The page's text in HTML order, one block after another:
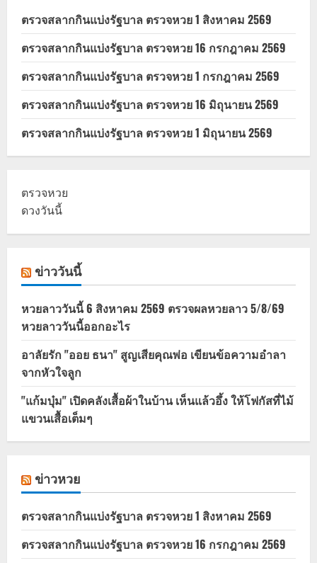
เปิด
ให้
บริการ
ตรวจสลากกินแบ่งรัฐบาล ตรวจหวย 1 สิงหาคม 2569
ตรวจสลากกินแบ่งรัฐบาล ตรวจหวย 16 กรกฎาคม 2569
ตรวจสลากกินแบ่งรัฐบาล ตรวจหวย 1 กรกฎาคม 2569
ตรวจสลากกินแบ่งรัฐบาล ตรวจหวย 16 มิถุนายน 2569
ตรวจสลากกินแบ่งรัฐบาล ตรวจหวย 1 มิถุนายน 2569
ตรวจหวย
ดวงวันนี้
ข่าววันนี้
หวยลาววันนี้ 6 สิงหาคม 2569 ตรวจผลหวยลาว 5/8/69
หวยลาววันนี้ออกอะไร
อาลัยรัก "ออย ธนา" สูญเสียคุณพ่อ เขียนข้อความอำลา
จากหัวใจลูก
"แก้มบุ๋ม" เปิดคลังเสื้อผ้าในบ้าน เห็นแล้วอึ้ง ให้โฟกัสที่ไม้
แขวนเสื้อเต็มๆ
ข่าวหวย
ตรวจสลากกินแบ่งรัฐบาล ตรวจหวย 1 สิงหาคม 2569
ตรวจสลากกินแบ่งรัฐบาล ตรวจหวย 16 กรกฎาคม 2569